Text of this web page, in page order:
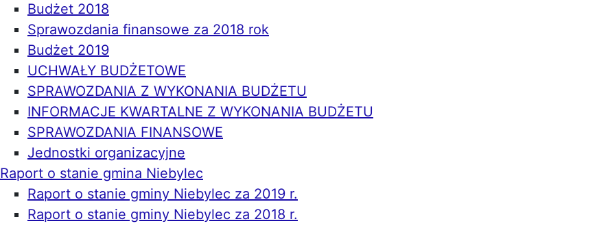
Budżet 2018
Sprawozdania finansowe za 2018 rok
Budżet 2019
UCHWAŁY BUDŻETOWE
SPRAWOZDANIA Z WYKONANIA BUDŻETU
INFORMACJE KWARTALNE Z WYKONANIA BUDŻETU
SPRAWOZDANIA FINANSOWE
Jednostki organizacyjne
Raport o stanie gmina Niebylec
Raport o stanie gminy Niebylec za 2019 r.
Raport o stanie gminy Niebylec za 2018 r.